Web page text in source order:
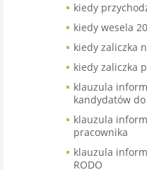
kiedy
kiedy wesela
kiedy zaliczka
kiedy zaliczka
klauzula
kandydatów
klauzula
pracownika
klauzula
RODO